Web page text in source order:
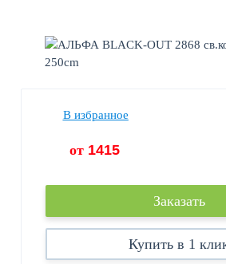
В избранное
от 1415
Заказать
Купить в 1